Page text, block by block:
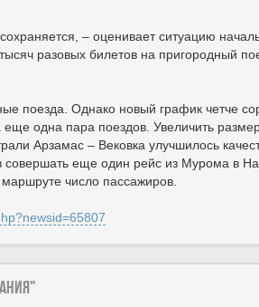
– оценивает ситуацию
разовых билетов на пригородный
поезда. Однако новый график четче
одна пара поездов. Увеличить
Арзамас – Вековка улучшилось
совершать еще один рейс из Мурома в
число пассажиров.